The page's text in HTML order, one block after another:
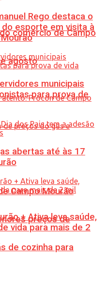
comércio de Campo
agosto
Campo Mourão
preços de
de cozinha para
Rego destaca o
esporte em visita à
municipais
para prova de
abertas até às 17
+ Ativa leva saúde,
vida para mais de 2